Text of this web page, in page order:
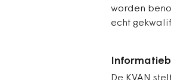
worden
echt